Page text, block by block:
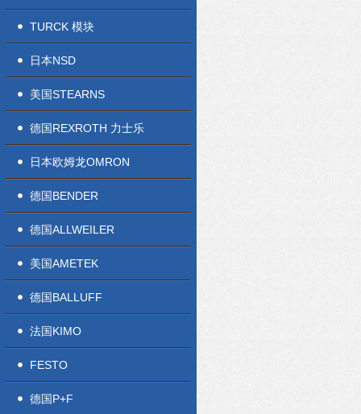
TURCK 模块
日本NSD
美国STEARNS
德国REXROTH 力士乐
日本欧姆龙OMRON
德国BENDER
德国ALLWEILER
美国AMETEK
德国BALLUFF
法国KIMO
FESTO
德国P+F